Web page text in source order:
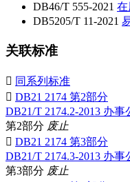
DB46/T 555-2021 在
DB5205/T 11-2021
关联标准
 同系列标准
 DB21 2174 第2部分
DB21/T 2174.2-2013 办
第2部分 废止
 DB21 2174 第3部分
DB21/T 2174.3-2013 办
第3部分 废止